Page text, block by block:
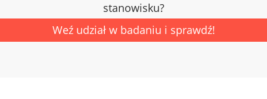
stanowisku?
Weź udział w badaniu i sprawdź!